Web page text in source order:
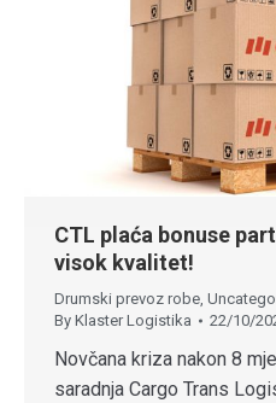
CTL plaća bonuse
visok kvalitet!
Drumski prevoz robe,
By Klaster Logistika 22/10/
Novčana kriza nakon 8
saradnja Cargo Trans